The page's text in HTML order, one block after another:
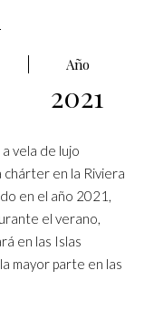
Año
2021
a vela de lujo
en la Riviera
en el año 2021,
el verano,
en las Islas
mayor parte en las